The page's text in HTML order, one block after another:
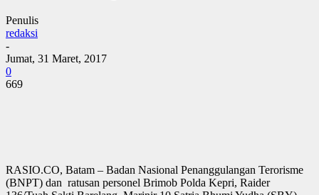
Penulis
redaksi
-
Jumat, 31 Maret, 2017
0
669
RASIO.CO, Batam – Badan Nasional Penanggulangan Terorisme
(BNPT) dan ratusan personel Brimob Polda Kepri, Raider